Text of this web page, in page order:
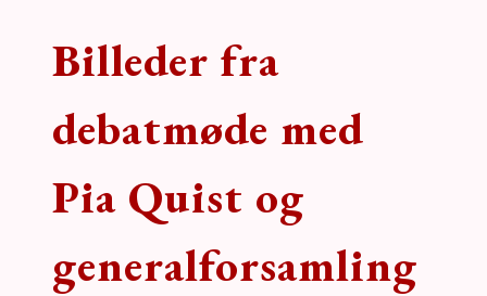
Billeder fra
debatmøde med
Pia Quist og
generalforsamling